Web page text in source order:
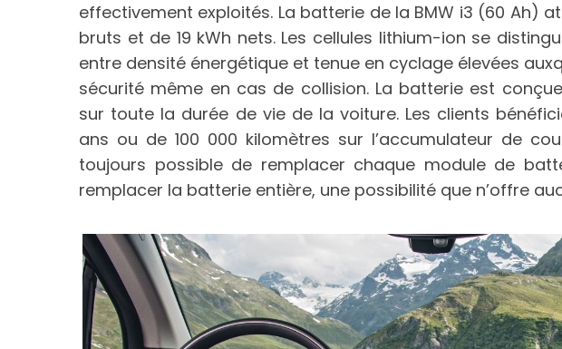
effectivement exploités. La batterie de la BMW i3 (60 Ah)
bruts et de 19 kWh nets. Les cellules lithium-ion se
entre densité énergétique et tenue en cyclage élevées
sécurité même en cas de collision. La batterie est
sur toute la durée de vie de la voiture. Les clients
ans ou de 100 000 kilomètres sur l’accumulateur de
toujours possible de remplacer chaque module de
remplacer la batterie entière, une possibilité que n’offre
e
r
c
h
f
o
r